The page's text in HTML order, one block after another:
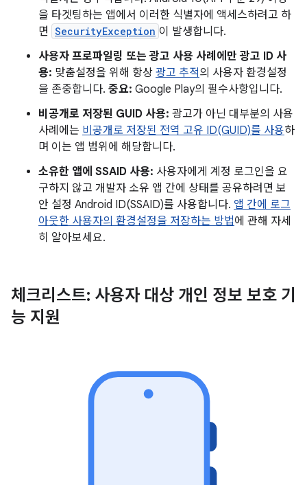
을 타겟팅하는 앱에서 이러한 식별자에 액세스하려고 하
면 SecurityException 이 발생합니다.
사용자 프로파일링 또는 광고 사용 사례에만 광고 ID 사
용: 맞춤설정을 위해 항상 광고 추적의 사용자 환경설정
을 존중합니다. 중요: Google Play의 필수사항입니다.
비공개로 저장된 GUID 사용: 광고가 아닌 대부분의 사용
사례에는 비공개로 저장된 전역 고유 ID(GUID)를 사용하
며 이는 앱 범위에 해당합니다.
소유한 앱에 SSAID 사용: 사용자에게 계정 로그인을 요
구하지 않고 개발자 소유 앱 간에 상태를 공유하려면 보
안 설정 Android ID(SSAID)를 사용합니다. 앱 간에 로그
아웃한 사용자의 환경설정을 저장하는 방법에 관해 자세
히 알아보세요.
체크리스트: 사용자 대상 개인 정보 보호 기
능 지원